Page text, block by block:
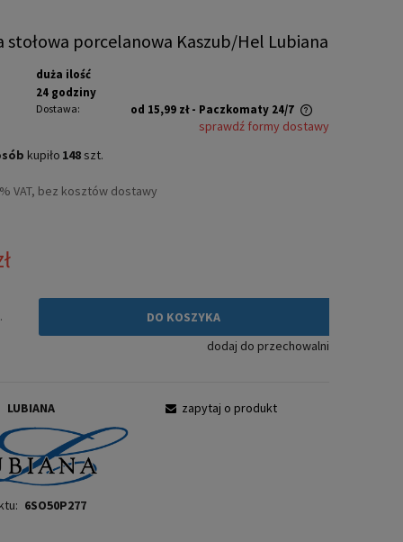
stołowa porcelanowa Kaszub/Hel Lubiana
duża ilość
24 godziny
Dostawa: od 15,99 zł - Paczkomaty 24/7
Cena nie zawiera ewentualnych kosztów
sprawdź formy dostawy
kupiło 148 szt.
VAT, bez kosztów dostawy
DO KOSZYKA
dodaj do przechowalni
LUBIANA
6SO50P277
zapytaj o produkt